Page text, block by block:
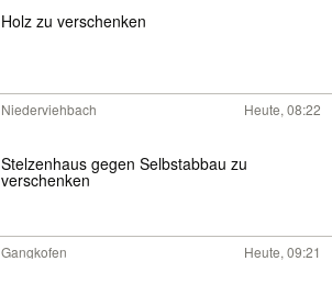
Holz zu verschenken
Niederviehbach Heute, 08:22
Stelzenhaus gegen Selbstabbau zu
verschenken
Gangkofen Heute, 09:21